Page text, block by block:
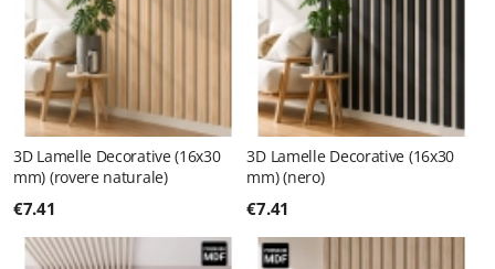
3D Lamelle Decorative (16x30
mm) (rovere naturale)
€7.41
3D Lamelle Decorative (16x30
mm) (nero)
€7.41